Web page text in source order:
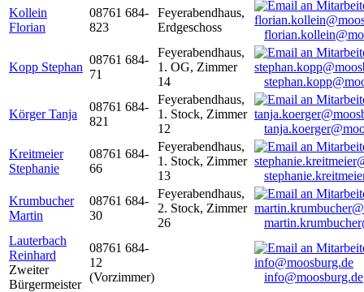
Kollein
Florian
08761 684-
823
Feyerabendhaus,
Erdgeschoss
Kopp Stephan
08761 684-
71
Feyerabendhaus,
1. OG, Zimmer
14
Körger Tanja
08761 684-
821
Feyerabendhaus,
1. Stock, Zimmer
12
Kreitmeier
Stephanie
08761 684-
66
Feyerabendhaus,
1. Stock, Zimmer
13
Krumbucher
Martin
08761 684-
30
Feyerabendhaus,
2. Stock, Zimmer
26
Lauterbach
Reinhard
Zweiter
Bürgermeister
08761 684-
12
(Vorzimmer)
info@moosburg.de